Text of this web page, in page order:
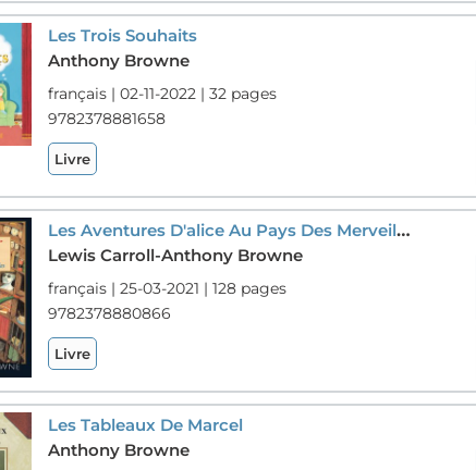
Les Trois Souhaits
Anthony Browne
français | 02-11-2022 | 32 pages
9782378881658
Livre
Les Aventures D'alice Au Pays Des Merveilles
Lewis Carroll-Anthony Browne
français | 25-03-2021 | 128 pages
9782378880866
Livre
Les Tableaux De Marcel
Anthony Browne